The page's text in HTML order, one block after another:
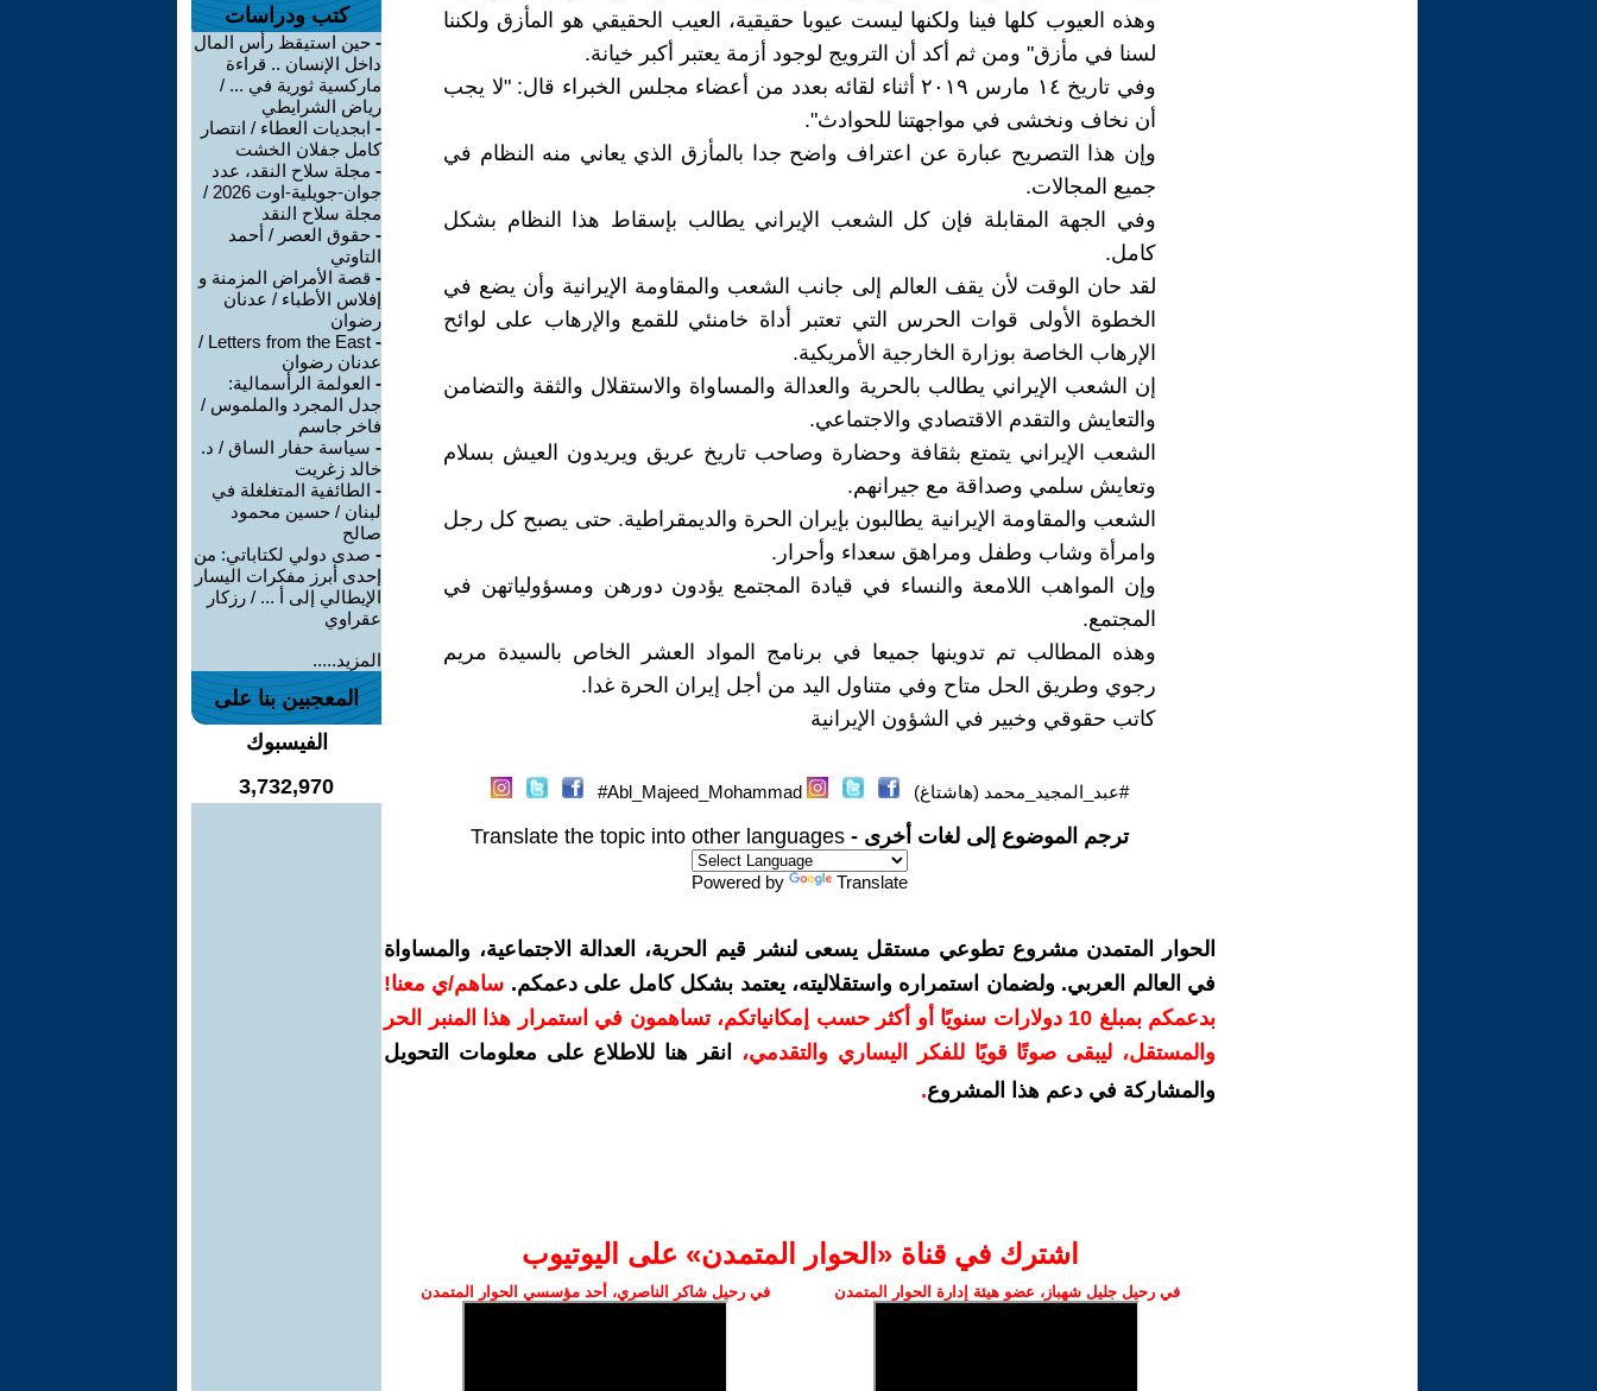
وهذه العيوب كلها فينا ولكنها ليست عيوبا حقيقية، العيب الحقيقي هو المأزق ولكننا
لسنا في مأزق" ومن ثم أكد أن الترويج لوجود أزمة يعتبر أكبر خيانة.
وفي تاريخ ١٤ مارس ٢٠١٩ أثناء لقائه بعدد من أعضاء مجلس الخبراء قال: "لا يجب
أن نخاف ونخشى في مواجهتنا للحوادث".
وإن هذا التصريح عبارة عن اعتراف واضح جدا بالمأزق الذي يعاني منه النظام في
جميع المجالات.
وفي الجهة المقابلة فإن كل الشعب الإيراني يطالب بإسقاط هذا النظام بشكل
كامل.
لقد حان الوقت لأن يقف العالم إلى جانب الشعب والمقاومة الإيرانية وأن يضع في
الخطوة الأولى قوات الحرس التي تعتبر أداة خامنئي للقمع والإرهاب على لوائح
الإرهاب الخاصة بوزارة الخارجية الأمريكية.
إن الشعب الإيراني يطالب بالحرية والعدالة والمساواة والاستقلال والثقة والتضامن
والتعايش والتقدم الاقتصادي والاجتماعي.
الشعب الإيراني يتمتع بثقافة وحضارة وصاحب تاريخ عريق ويريدون العيش بسلام
وتعايش سلمي وصداقة مع جيرانهم.
الشعب والمقاومة الإيرانية يطالبون بإيران الحرة والديمقراطية. حتى يصبح كل رجل
وامرأة وشاب وطفل ومراهق سعداء وأحرار.
وإن المواهب اللامعة والنساء في قيادة المجتمع يؤدون دورهن ومسؤولياتهن في
المجتمع.
وهذه المطالب تم تدوينها جميعا في برنامج المواد العشر الخاص بالسيدة مريم
رجوي وطريق الحل متاح وفي متناول اليد من أجل إيران الحرة غدا.
كاتب حقوقي وخبير في الشؤون الإيرانية
#عبد_المجيد_محمد (هاشتاغ) Abl_Majeed_Mohammad#
ترجم الموضوع إلى لغات أخرى - Translate the topic into other languages
Powered by Translate
الحوار المتمدن مشروع تطوعي مستقل يسعى لنشر قيم الحرية، العدالة الاجتماعية، والمساواة
في العالم العربي. ولضمان استمراره واستقلاليته، يعتمد بشكل كامل على دعمكم. ساهم/ي معنا!
بدعمكم بمبلغ 10 دولارات سنويًا أو أكثر حسب إمكانياتكم، تساهمون في استمرار هذا المنبر الحر
والمستقل، ليبقى صوتًا قويًا للفكر اليساري والتقدمي،
انقر هنا للاطلاع على معلومات التحويل
والمشاركة في دعم هذا المشروع.
اشترك في قناة ‫«الحوار المتمدن» على اليوتيوب
في رحيل جليل شهباز، عضو هيئة إدارة الحوار المتمدن في رحيل شاكر الناصري، أحد مؤسسي الحوار المتمدن
كتب ودراسات
- حين استيقظ رأس المال
داخل الإنسان .. قراءة
ماركسية ثورية في ... /
رياض الشرايطي
- ابجديات العطاء / انتصار
كامل جفلان الخشت
- مجلة سلاح النقد، عدد
جوان-جويلية-اوت 2026 /
مجلة سلاح النقد
- حقوق العصر / أحمد
التاوتي
- قصة الأمراض المزمنة و
إفلاس الأطباء / عدنان
رضوان
-
Letters from the East /
عدنان رضوان
- العولمة الرأسمالية:
جدل المجرد والملموس /
فاخر جاسم
- سياسة حفار الساق / د.
خالد زغريت
- الطائفية المتغلغلة في
لبنان / حسين محمود
صالح
- صدى دولي لكتاباتي: من
إحدى أبرز مفكرات اليسار
الإيطالي إلى أ ... / رزكار
عقراوي
المزيد.....
المعجبين بنا على
الفيسبوك
3,732,970